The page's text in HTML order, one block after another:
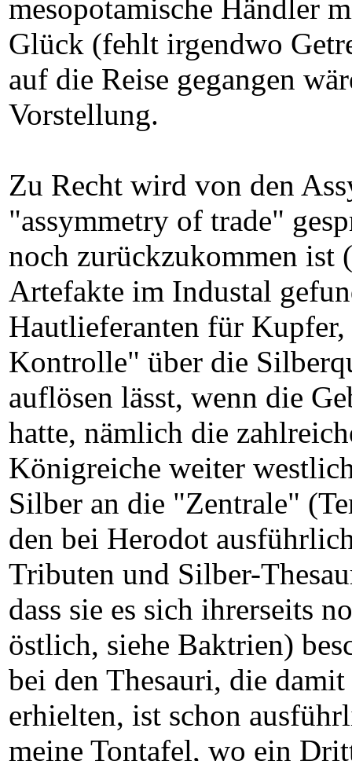
mesopotamische Händler
Glück (fehlt irgendwo
auf die Reise gegangen
Vorstellung.
Zu Recht wird von den
"assymmetry of trade"
noch zurückzukommen ist
Artefakte im Industal
Hautlieferanten für
Kontrolle" über die
auflösen lässt, wenn die
hatte, nämlich die
Königreiche weiter
Silber an die "Zentrale"
den bei Herodot
Tributen und Silber-
dass sie es sich ihrerseits
östlich, siehe Baktrien)
bei den Thesauri, die
erhielten, ist schon
meine Tontafel, wo ein